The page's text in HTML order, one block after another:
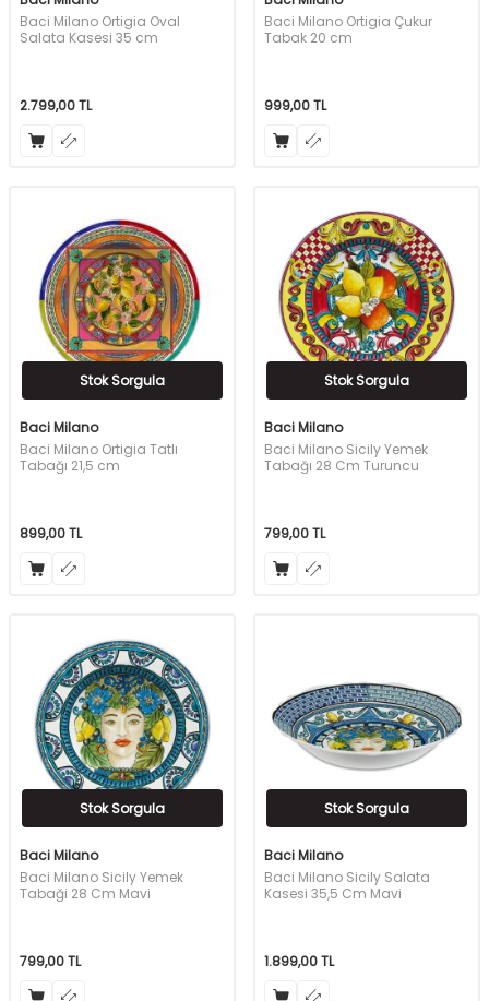
Baci Milano Ortigia Oval
Salata Kasesi 35 cm
2.799,00TL
Baci Milano Ortigia Çukur
Tabak 20 cm
999,00TL
Stok Sorgula
Baci Milano
Baci Milano Ortigia Tatlı
Tabağı 21,5 cm
899,00TL
Stok Sorgula
Baci Milano
Baci Milano Sicily Yemek
Tabağı 28 Cm Turuncu
799,00TL
Stok Sorgula
Baci Milano
Baci Milano Sicily Yemek
Tabaği 28 Cm Mavi
799,00TL
Stok Sorgula
Baci Milano
Baci Milano Sicily Salata
Kasesi 35,5 Cm Mavi
1.899,00TL